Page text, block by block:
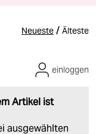
Neueste / Älteste
Artikel ist
ausgewählten
einloggen